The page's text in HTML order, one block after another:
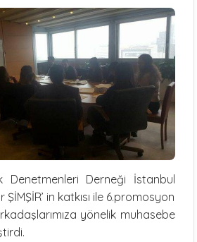
Denetmenleri Derneği İstanbul
in katkısı ile 6.promosyon
yönelik muhasebe